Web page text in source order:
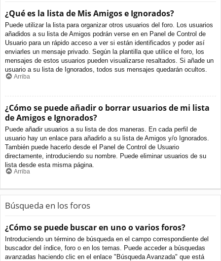
¿Qué es la lista de Mis Amigos e Ignorados?
Puede utilizar la lista para organizar otros usuarios del foro. Los usuarios
añadidos a su lista de Amigos podrán verse en en Panel de Control de
Usuario para un rápido acceso a ver si están identificados y poder así
enviarles un mensaje privado. Según la plantilla que utilice el foro, los
mensajes de estos usuarios pueden visualizarse resaltados. Si añade un
usuario a su lista de Ignorados, todos sus mensajes quedarán ocultos.
Arriba
¿Cómo se puede añadir o borrar usuarios de mi lista
de Amigos e Ignorados?
Puede añadir usuarios a su lista de dos maneras. En cada perfil de
usuario hay un enlace para añadirlo a su lista de Amigos y/o Ignorados.
También puede hacerlo desde el Panel de Control de Usuario
directamente, introduciendo su nombre. Puede eliminar usuarios de su
lista desde esta misma página.
Arriba
Búsqueda en los foros
¿Cómo se puede buscar en uno o varios foros?
Introduciendo un término de búsqueda en el campo correspondiente del
buscador del índice, foro o en los temas. Puede acceder a búsquedas
avanzadas haciendo clic en el enlace "Búsqueda Avanzada" que está